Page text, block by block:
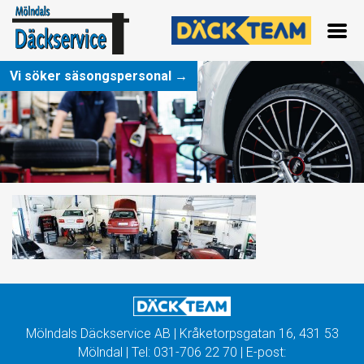
Vi söker säsongspersonal →
Mölndals Däckservice AB | Kråketorpsgatan 16, 431 53
Mölndal | Tel: 031-706 22 70 | E-post: